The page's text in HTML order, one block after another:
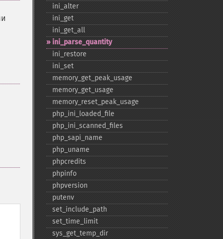
ini_​alter
ini_​get
ini_​get_​all
ini_​parse_​quantity
ini_​restore
ini_​set
memory_​get_​peak_​usage
memory_​get_​usage
memory_​reset_​peak_​usage
php_​ini_​loaded_​file
php_​ini_​scanned_​files
php_​sapi_​name
php_​uname
phpcredits
phpinfo
phpversion
putenv
set_​include_​path
set_​time_​limit
sys_​get_​temp_​dir